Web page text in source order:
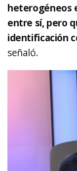
heterogéneos
entre sí, pero
identificación
señaló.